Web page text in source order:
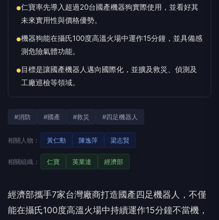
●仁寶率先導入超過20台國產機器狗實際使用，並看好其
未來實用性與價格優勢。
●機器狗能在攝氏100度高溫火場中運作15分鐘，並具備感
測危險氣體功能。
●目標是讓國產機器人邁向國際化，並擴及救災、偵測及
工廠巡檢等領域。
#消防 #國產 #救災 #四足機器人
相關人物： 黃仁勳 陳逸萍 梁志賢
相關組織： 仁寶 英業達 經濟部
經濟部攜手7家台灣廠商打造國產四足機器人，不僅
能在攝氏100度高溫火場中持續運作15分鐘不當機，